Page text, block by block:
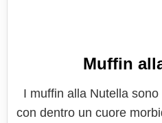
Muffin
I muffin alla Nutella
con dentro un cuore